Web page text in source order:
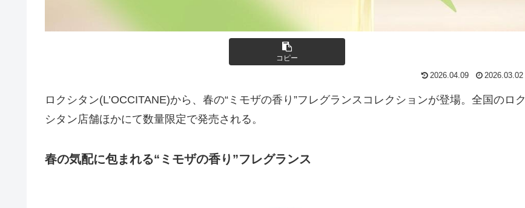
コピー
2026.04.09 2026.03.02
ロクシタン(L’OCCITANE)から、春の“ミモザの香り”フレグランスコレクションが登場。全国のロク
シタン店舗ほかにて数量限定で発売される。
春の気配に包まれる“ミモザの香り”フレグランス